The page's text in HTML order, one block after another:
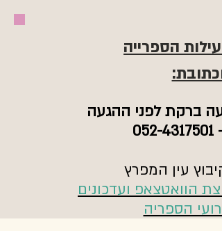
הספרייה
וכתובת:
ברקת לפני ההגעה
052-4317501
קיבוץ עין המפרץ
הוואטצאפ ועדכונים
הספריה